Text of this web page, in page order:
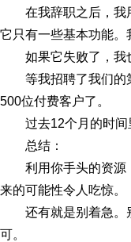
在我辞职之后，
它只有一些基本功能。
如果它失败了，我
等我招聘了我们的
500位付费客户了。
过去12个月的时
总结：
利用你手头的资源
来的可能性令人吃惊。
还有就是别着急。
可。